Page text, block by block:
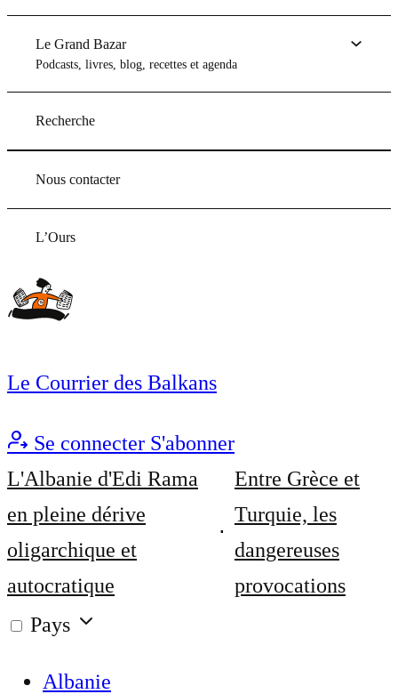
Le Grand Bazar
Podcasts, livres, blog, recettes et agenda
Recherche
Nous contacter
L’Ours
Le Courrier des Balkans
Se connecter S'abonner
L'Albanie d'Edi Rama
en pleine dérive
oligarchique et
autocratique
Entre Grèce et
Turquie, les
dangereuses
provocations
Pays
Albanie